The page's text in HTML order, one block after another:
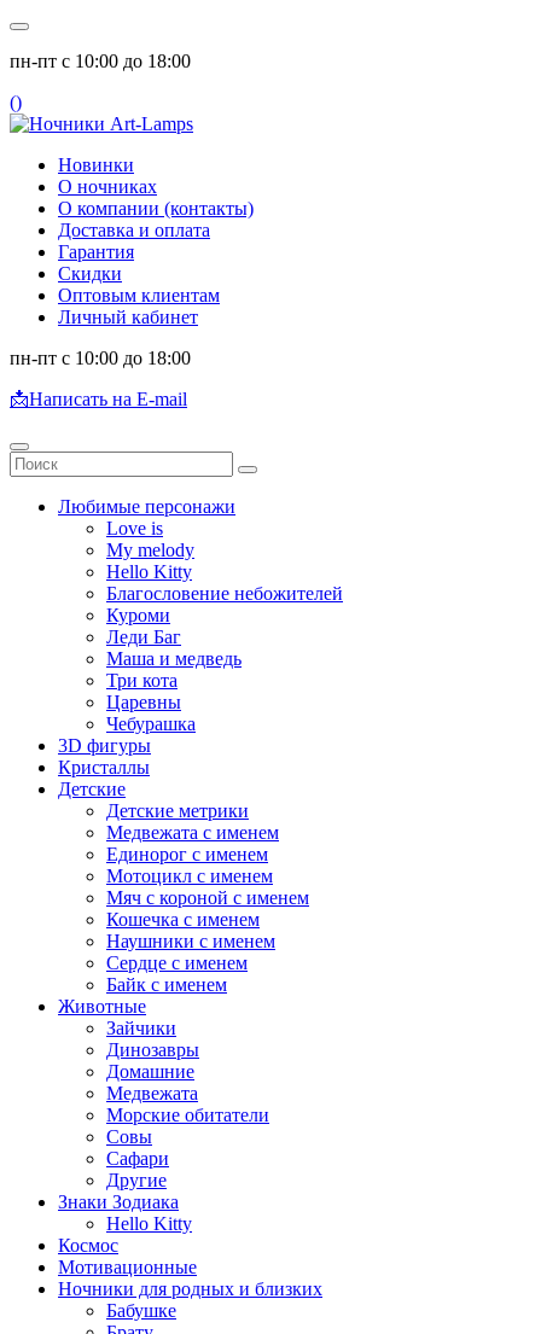
пн-пт с 10:00 до 18:00
()
Новинки
О ночниках
О компании (контакты)
Доставка и оплата
Гарантия
Скидки
Оптовым клиентам
Личный кабинет
пн-пт с 10:00 до 18:00
📩Написать на E-mail
Любимые персонажи
Love is
My melody
Hello Kitty
Благословение небожителей
Куроми
Леди Баг
Маша и медведь
Три кота
Царевны
Чебурашка
3D фигуры
Кристаллы
Детские
Детские метрики
Медвежата с именем
Единорог с именем
Мотоцикл с именем
Мяч с короной с именем
Кошечка с именем
Наушники с именем
Сердце с именем
Байк с именем
Животные
Зайчики
Динозавры
Домашние
Медвежата
Морские обитатели
Совы
Сафари
Другие
Знаки Зодиака
Hello Kitty
Космос
Мотивационные
Ночники для родных и близких
Бабушке